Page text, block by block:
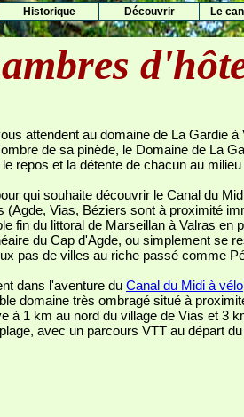
Historique Découvrir Le
attendent au domaine de La Gardie à
de sa pinède, le Domaine de La
repos et la détente de chacun au
qui souhaite découvrir le Canal du
(Agde, Vias, Béziers sont à proximité
fin du littoral de Marseillan à Valras en
du Cap d'Agde, ou simplement se
pas de villes au riche passé comme
dans l'aventure du Canal du Midi à vélo
domaine très ombragé situé à
à 1 km au nord du village de Vias et 3
avec un parcours VTT au départ du